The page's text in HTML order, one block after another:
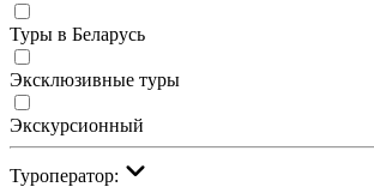
Туры в Беларусь
Эксклюзивные туры
Экскурсионный
Туроператор: